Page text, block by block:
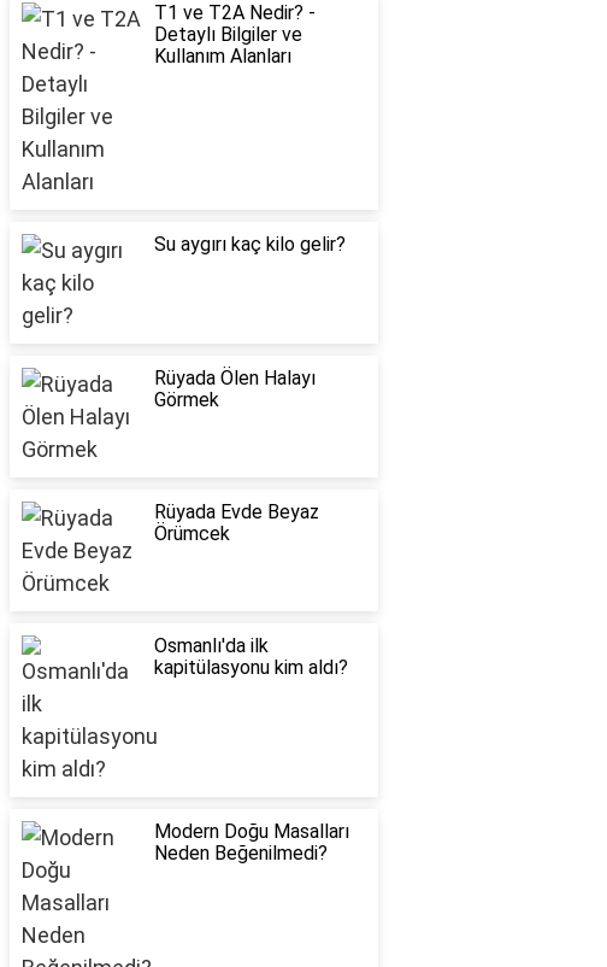
T1 ve T2A Nedir? -
Detaylı Bilgiler ve
Kullanım Alanları
Su aygırı kaç kilo gelir?
Rüyada Ölen Halayı
Görmek
Rüyada Evde Beyaz
Örümcek
Osmanlı'da ilk
kapitülasyonu kim aldı?
Modern Doğu Masalları
Neden Beğenilmedi?